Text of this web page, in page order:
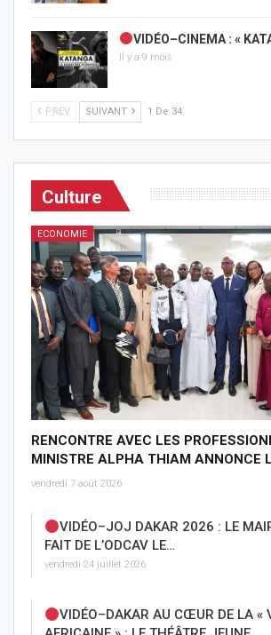
VIDÉO–CINEMA : «
Il y a 9 mois
PREV SUIVANT 1 De 34
Culture
ECONOMIE
RENCONTRE AVEC LES
MINISTRE ALPHA THIAM ANNONCE
vendredi 7 août 2026
VIDÉO–JOJ DAKAR 2026 : LE
FAIT DE L’ODCAV LE…
vendredi 24 juillet 2026
VIDÉO–DAKAR AU CŒUR DE LA «